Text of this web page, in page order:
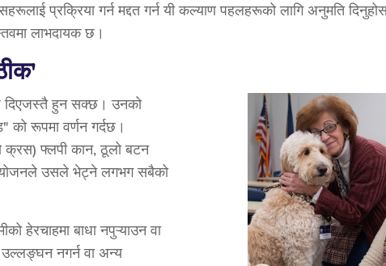
प्रक्रिया गर्न मद्दत गर्न यी कल्याण पहलहरूको लागि अनुमति
लाभदायक छ।
दिएजस्तै हुन सक्छ। उनको
को रूपमा वर्णन गर्दछ।
क्रस) फ्लपी कान, ठूलो बटन
उसले भेट्ने लगभग सबैको
हेरचाहमा बाधा नपुऱ्याउन वा
उल्लङ्घन नगर्न वा अन्य